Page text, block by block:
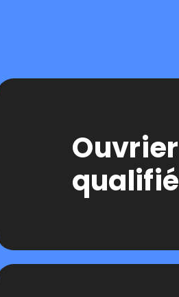
Ouvrier
qualifié